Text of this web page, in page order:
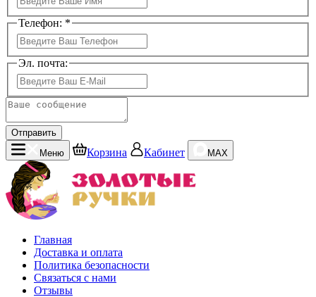
Телефон: *
Эл. почта:
Отправить
Меню
Корзина Кабинет MAX
Главная
Доставка и оплата
Политика безопасности
Связаться с нами
Отзывы